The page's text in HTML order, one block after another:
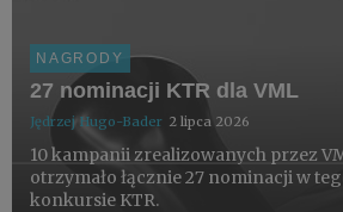
NAGRODY
27 nominacji KTR dla VML
Jędrzej Hugo-Bader 2 lipca 2026
10 kampanii zrealizowanych przez
otrzymało łącznie 27 nominacji w
konkursie KTR.